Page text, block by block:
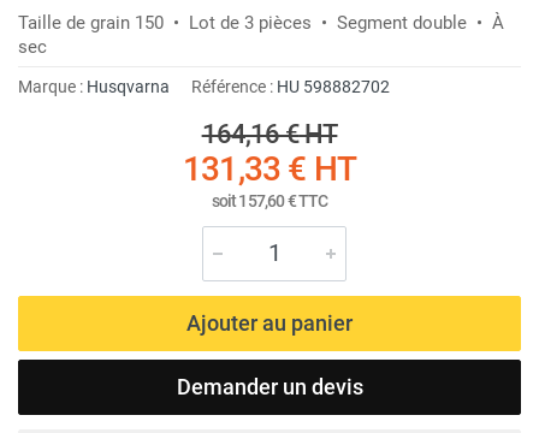
Taille de grain 150 • Lot de 3 pièces • Segment double • À
sec
Marque : Husqvarna Référence : HU 598882702
164,16 €HT
131,33 € HT
soit157,60 €TTC
Ajouter au panier
Demander un devis